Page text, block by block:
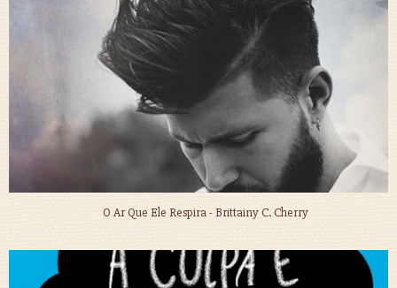
O Ar Que Ele Respira - Brittainy C. Cherry